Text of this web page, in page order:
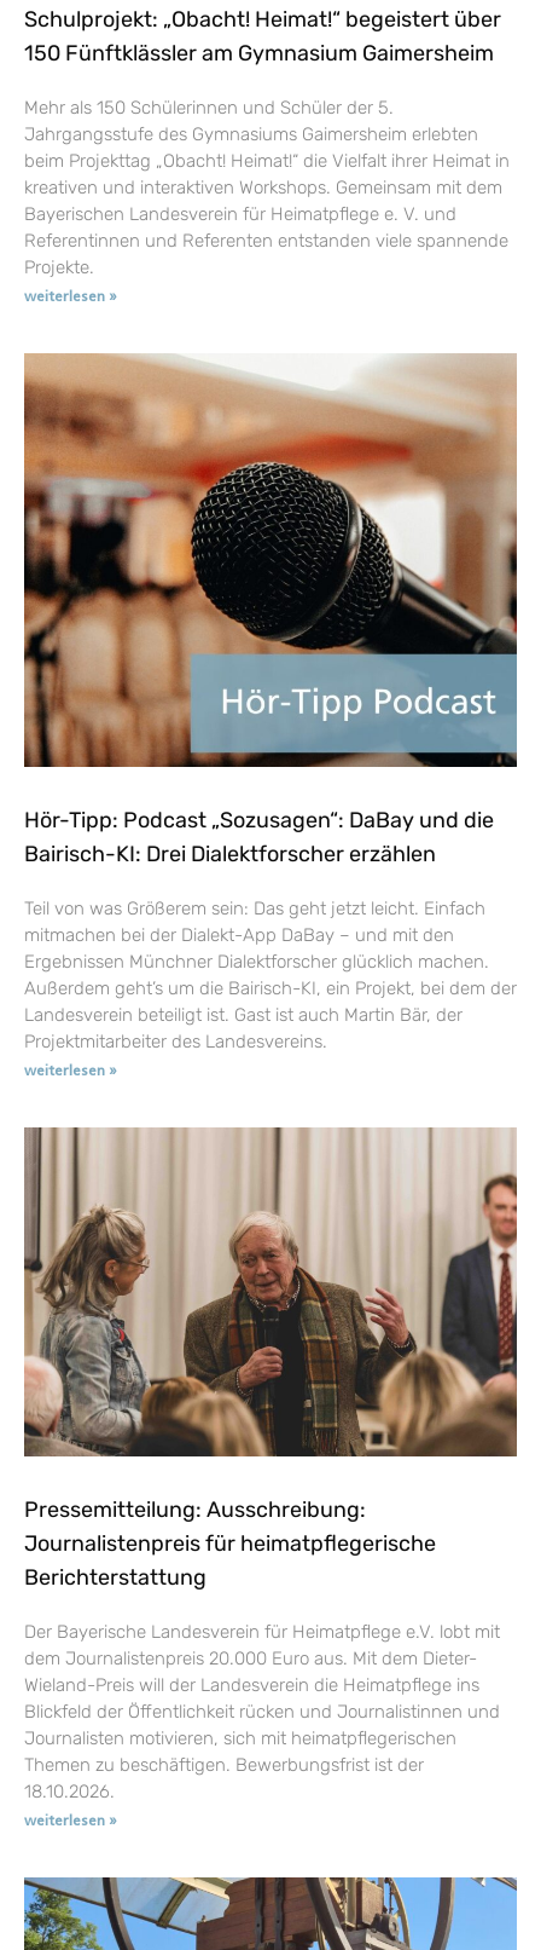
Schulprojekt: „Obacht! Heimat!“ begeistert über
150 Fünftklässler am Gymnasium Gaimersheim
Mehr als 150 Schülerinnen und Schüler der 5.
Jahrgangsstufe des Gymnasiums Gaimersheim erlebten
beim Projekttag „Obacht! Heimat!“ die Vielfalt ihrer Heimat in
kreativen und interaktiven Workshops. Gemeinsam mit dem
Bayerischen Landesverein für Heimatpflege e. V. und
Referentinnen und Referenten entstanden viele spannende
Projekte.
weiterlesen »
Hör-Tipp: Podcast „Sozusagen“: DaBay und die
Bairisch-KI: Drei Dialektforscher erzählen
Teil von was Größerem sein: Das geht jetzt leicht. Einfach
mitmachen bei der Dialekt-App DaBay – und mit den
Ergebnissen Münchner Dialektforscher glücklich machen.
Außerdem geht’s um die Bairisch-KI, ein Projekt, bei dem der
Landesverein beteiligt ist. Gast ist auch Martin Bär, der
Projektmitarbeiter des Landesvereins.
weiterlesen »
Pressemitteilung: Ausschreibung:
Journalistenpreis für heimatpflegerische
Berichterstattung
Der Bayerische Landesverein für Heimatpflege e.V. lobt mit
dem Journalistenpreis 20.000 Euro aus. Mit dem Dieter-
Wieland-Preis will der Landesverein die Heimatpflege ins
Blickfeld der Öffentlichkeit rücken und Journalistinnen und
Journalisten motivieren, sich mit heimatpflegerischen
Themen zu beschäftigen. Bewerbungsfrist ist der
18.10.2026.
weiterlesen »